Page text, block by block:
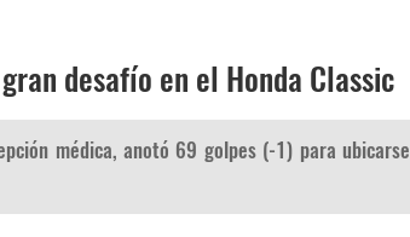
desafío en el Honda Classic
médica, anotó 69 golpes (-1) para ubicarse